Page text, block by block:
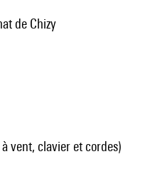
de Chizy
vent, clavier et cordes)